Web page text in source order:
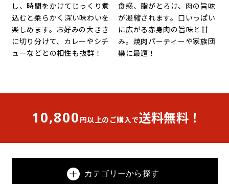
し、時間をかけてじっくり煮
込むと柔らかく深い味わいを
楽しめます。お好みの大きさ
に切り分けて、カレーやシチ
ューなどとの相性も抜群！
食感、脂がとろけ、肉の旨味
が凝縮されます。口いっぱい
に広がる赤身肉の旨味と甘
み。焼肉パーティーや家族団
欒に最適！
10,800 円以上のご購入で送料無料！
カテゴリーから探す